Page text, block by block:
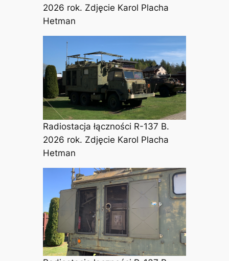
2026 rok. Zdjęcie Karol Placha
Hetman
Radiostacja łączności R-137 B.
2026 rok. Zdjęcie Karol Placha
Hetman